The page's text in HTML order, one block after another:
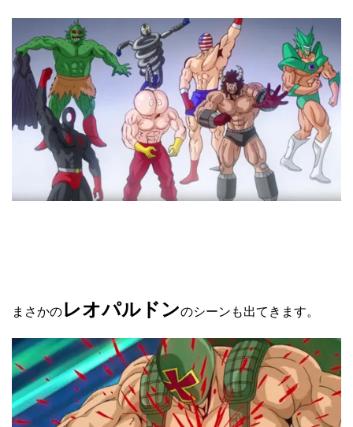
まさかのレオパルドンのシーンも出てきます。